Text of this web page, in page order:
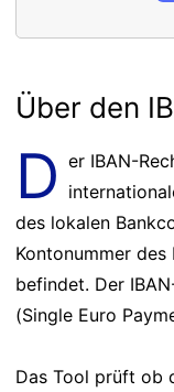
Über den
D er IBAN-
des lokalen
Kontonummer des
befindet. Der
(Single Euro
Das Tool prüft ob